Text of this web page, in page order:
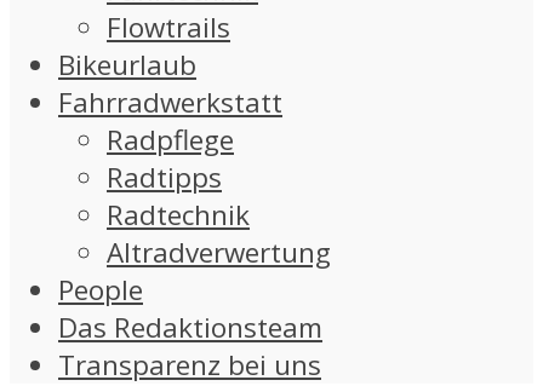
Flowtrails
Bikeurlaub
Fahrradwerkstatt
Radpflege
Radtipps
Radtechnik
Altradverwertung
People
Das Redaktionsteam
Transparenz bei uns